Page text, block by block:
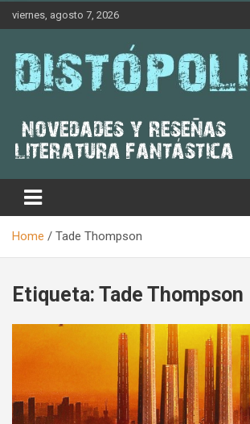
viernes, agosto 7, 2026
Distópolis
Home Tade Thompson
Etiqueta: Tade Thompson